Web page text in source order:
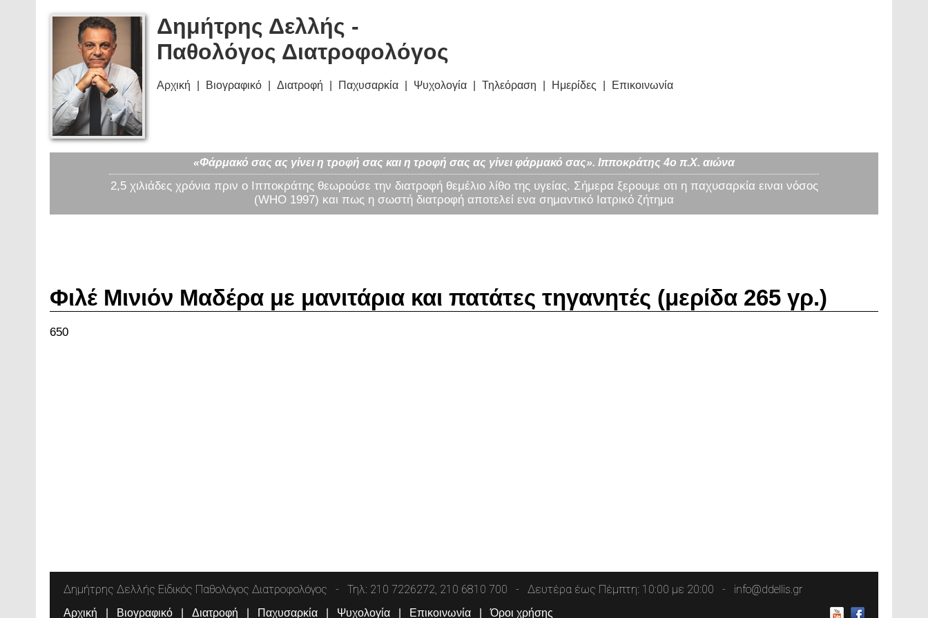
Δημήτρης Δελλής -
Παθολόγος Διατροφολόγος
Αρχική Βιογραφικό Διατροφή Παχυσαρκία Ψυχολογία Τηλεόραση Ημερίδες Επικοινωνία
«Φάρμακό σας ας γίνει η τροφή σας και η τροφή σας ας γίνει φάρμακό σας». Ιπποκράτης 4ο π.Χ. αιώνα
2,5 χιλιάδες χρόνια πριν ο Ιπποκράτης θεωρούσε την διατροφή θεμέλιο λίθο της υγείας. Σήμερα ξερουμε οτι η παχυσαρκία ειναι νόσος
(WHO 1997) και πως η σωστή διατροφή αποτελεί ενα σημαντικό Ιατρικό ζήτημα
Φιλέ Μινιόν Μαδέρα με μανιτάρια και πατάτες τηγανητές (μερίδα 265 γρ.)
650
Δημήτρης Δελλής Ειδικός Παθολόγος Διατροφολόγος Τηλ: 210 7226272, 210 6810 700 Δευτέρα έως Πέμπτη: 10:00 με 20:00 info@ddellis.gr
Αρχική Βιογραφικό Διατροφή Παχυσαρκία Ψυχολογία Επικοινωνία Όροι χρήσης